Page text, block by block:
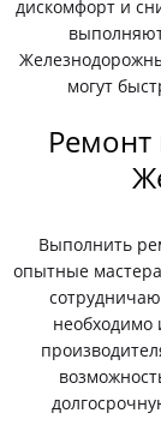
дискомфорт и
могут
Ремонт
Выполнить
опытные
необходимо